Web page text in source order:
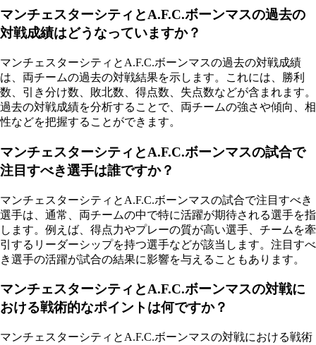
マンチェスターシティとA.F.C.ボーンマスの過去の
対戦成績はどうなっていますか？
マンチェスターシティとA.F.C.ボーンマスの過去の対戦成績
は、両チームの過去の対戦結果を示します。これには、勝利
数、引き分け数、敗北数、得点数、失点数などが含まれます。
過去の対戦成績を分析することで、両チームの強さや傾向、相
性などを把握することができます。
マンチェスターシティとA.F.C.ボーンマスの試合で
注目すべき選手は誰ですか？
マンチェスターシティとA.F.C.ボーンマスの試合で注目すべき
選手は、通常、両チームの中で特に活躍が期待される選手を指
します。例えば、得点力やプレーの質が高い選手、チームを牽
引するリーダーシップを持つ選手などが該当します。注目すべ
き選手の活躍が試合の結果に影響を与えることもあります。
マンチェスターシティとA.F.C.ボーンマスの対戦に
おける戦術的なポイントは何ですか？
マンチェスターシティとA.F.C.ボーンマスの対戦における戦術